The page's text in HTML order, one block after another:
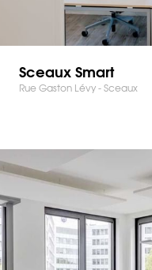
Sceaux Smart
Rue Gaston Lévy - Sceaux